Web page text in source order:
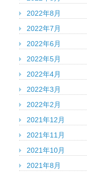
2022年8月
2022年7月
2022年6月
2022年5月
2022年4月
2022年3月
2022年2月
2021年12月
2021年11月
2021年10月
2021年8月